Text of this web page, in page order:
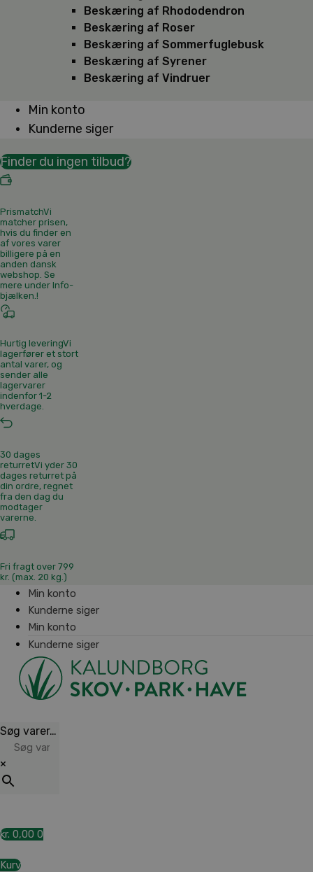
Beskæring af Rhododendron
Beskæring af Roser
Beskæring af Sommerfuglebusk
Beskæring af Syrener
Beskæring af Vindruer
Min konto
Kunderne siger
Finder du ingen tilbud?
PrismatchVi
matcher prisen,
hvis du finder en
af vores varer
billigere på en
anden dansk
webshop. Se
mere under Info-
bjælken.!
Hurtig leveringVi
lagerfører et stort
antal varer, og
sender alle
lagervarer
indenfor 1-2
hverdage.
30 dages
returretVi yder 30
dages returret på
din ordre, regnet
fra den dag du
modtager
varerne.
Fri fragt over 799
kr. (max. 20 kg.)
Min konto
Kunderne siger
Min konto
Kunderne siger
Søg varer…
×
kr. 0,00 0
Kurv